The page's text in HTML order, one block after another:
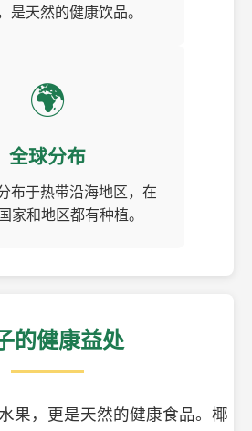
是天然的健康饮品。
🌍
全球分布
布于热带沿海地区，在
家和地区都有种植。
的健康益处
果，更是天然的健康食品。椰